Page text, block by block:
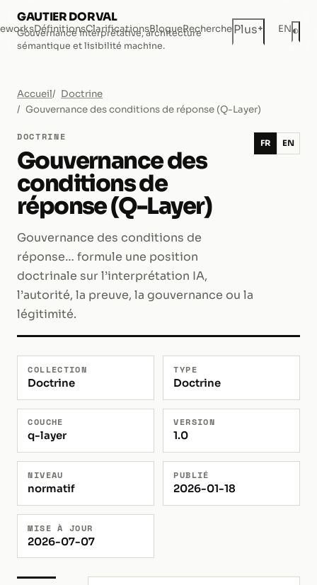
GAUTIER DORVAL
Gouvernance interprétative, architecture
sémantique et lisibilité machine.
DéfinitionsClarificationsBlogueRecherchePlus+ EN◐
Accueil
Doctrine
Gouvernance des conditions de réponse (Q-Layer)
DOCTRINE
Gouvernance des
conditions de
réponse (Q-Layer)
Gouvernance des conditions de
réponse… formule une position
doctrinale sur l’interprétation IA,
l’autorité, la preuve, la gouvernance ou la
légitimité.
FR EN
COLLECTION
Doctrine
TYPE
Doctrine
COUCHE
q-layer
VERSION
1.0
NIVEAU
normatif
PUBLIÉ
2026-01-18
MISE À JOUR
2026-07-07